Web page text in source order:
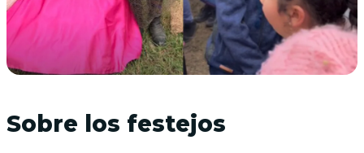
Sobre los festejos